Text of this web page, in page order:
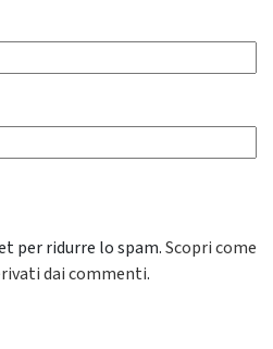
per ridurre lo spam.Scopri come
dai commenti.